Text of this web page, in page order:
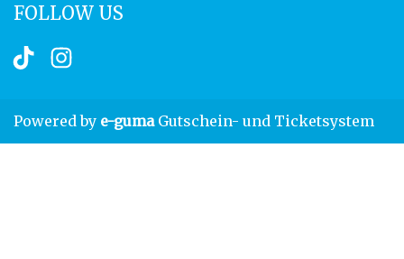
FOLLOW US
TikTokInstagram
Powered by e-gumaGutschein- und Ticketsystem